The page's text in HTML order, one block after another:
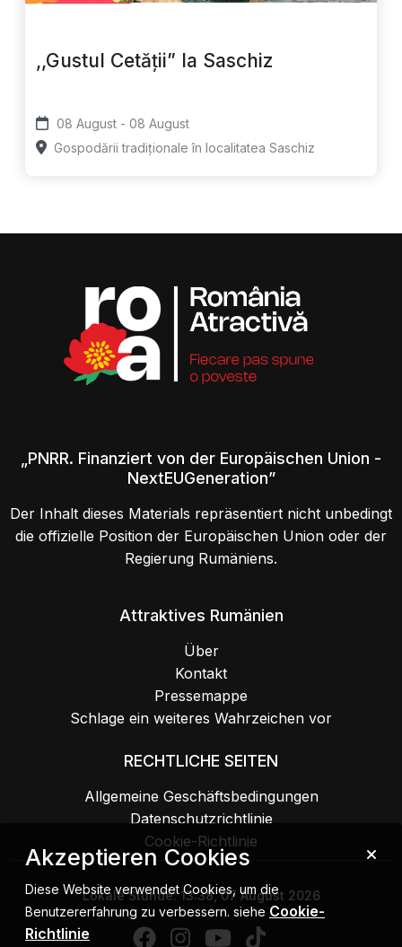
,,Gustul Cetății” la Saschiz
08 August - 08 August
Gospodării tradiționale în localitatea Saschiz
„PNRR. Finanziert von der Europäischen Union -
NextEUGeneration”
Der Inhalt dieses Materials repräsentiert nicht unbedingt
die offizielle Position der Europäischen Union oder der
Regierung Rumäniens.
Attraktives Rumänien
Über
Kontakt
Pressemappe
Schlage ein weiteres Wahrzeichen vor
RECHTLICHE SEITEN
Allgemeine Geschäftsbedingungen
Datenschutzrichtlinie
Cookie-Richtlinie
Lokale Stunde:13:38, 07 August 2026
Akzeptieren Cookies
Diese Website verwendet Cookies, um die
Benutzererfahrung zu verbessern. siehe Cookie-
Richtlinie